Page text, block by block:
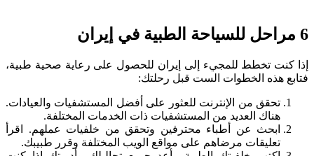
6 مراحل للسياحة الطبية في إيران
إذا كنت تخطط للمجيء إلى إيران للحصول على رعاية صحية طبية،
فتابع هذه الخطوات الست قبل رحلتك:
تحقق من الإنترنت للعثور على أفضل المستشفيات والعيادات.
هناك العديد من المستشفيات ذات الخدمات المختلفة.
ابحث عن أطباء محترفين وتحقق من خلفيات عملهم. اقرأ
تعليقات مرضاهم على مواقع الويب المختلفة وقرر طبيبك.